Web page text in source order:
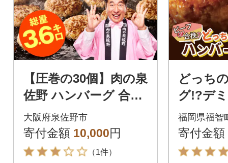
【圧巻の30個】肉の泉
佐野 ハンバーグ 合計
3.6kg 黒毛和牛×なに
わポーク入り
大阪府泉佐野市
寄付金額 10,000円
（1件）
どっち
グ!?デ
ス20個
福岡県福智
寄付金額